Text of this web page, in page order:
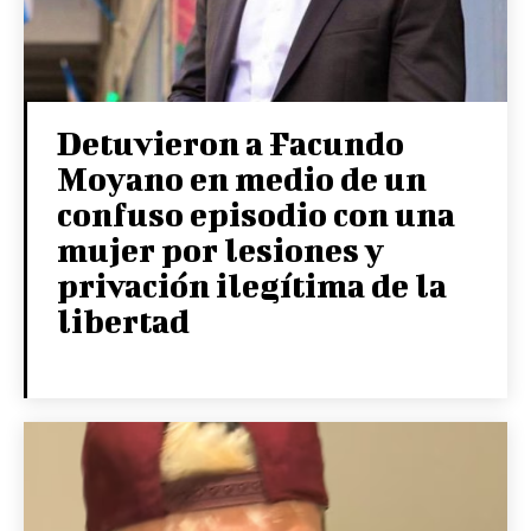
Detuvieron a Facundo
Moyano en medio de un
confuso episodio con una
mujer por lesiones y
privación ilegítima de la
libertad